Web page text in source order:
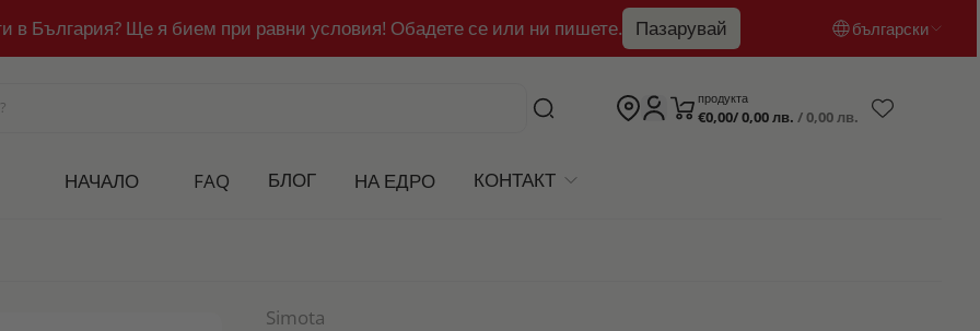
в България? Ще я бием при равни условия! Обадете се или ни пишете. Пазарувай български
English
продукта
€0,00/ 0,00 лв. / 0,00 лв.
НАЧАЛО FAQ БЛОГ НА ЕДРО КОНТАКТ
Simota